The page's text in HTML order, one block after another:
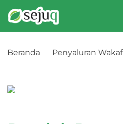
Beranda
Penyaluran Wakaf